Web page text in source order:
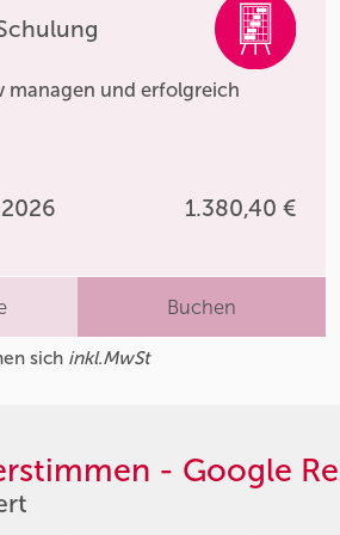
managen und erfolgreich
1.380,40 €
Buchen
sich inkl.MwSt
- Google